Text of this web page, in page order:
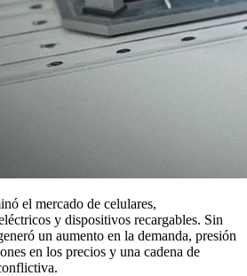
el mercado de celulares,
y dispositivos recargables. Sin
un aumento en la demanda, presión
en los precios y una cadena de